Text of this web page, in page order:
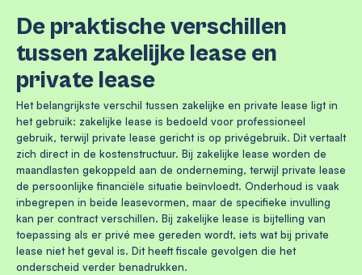
De praktische verschillen
tussen zakelijke lease en
private lease
Het belangrijkste verschil tussen zakelijke en private lease ligt in
het gebruik: zakelijke lease is bedoeld voor professioneel
gebruik, terwijl private lease gericht is op privégebruik. Dit vertaalt
zich direct in de kostenstructuur. Bij zakelijke lease worden de
maandlasten gekoppeld aan de onderneming, terwijl private lease
de persoonlijke financiële situatie beïnvloedt. Onderhoud is vaak
inbegrepen in beide leasevormen, maar de specifieke invulling
kan per contract verschillen. Bij zakelijke lease is bijtelling van
toepassing als er privé mee gereden wordt, iets wat bij private
lease niet het geval is. Dit heeft fiscale gevolgen die het
onderscheid verder benadrukken.